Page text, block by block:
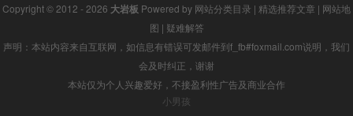
Copyright © 2012 - 2026 大岩板 Powered by 网站分类目录 | 精选推荐文章 | 网站地
图 | 疑难解答
声明：本站内容来自互联网，如信息有错误可发邮件到f_fb#foxmail.com说明，我们
会及时纠正，谢谢
本站仅为个人兴趣爱好，不接盈利性广告及商业合作
小男孩